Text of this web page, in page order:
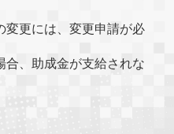
変更には、変更申請が必
合、助成金が支給されな